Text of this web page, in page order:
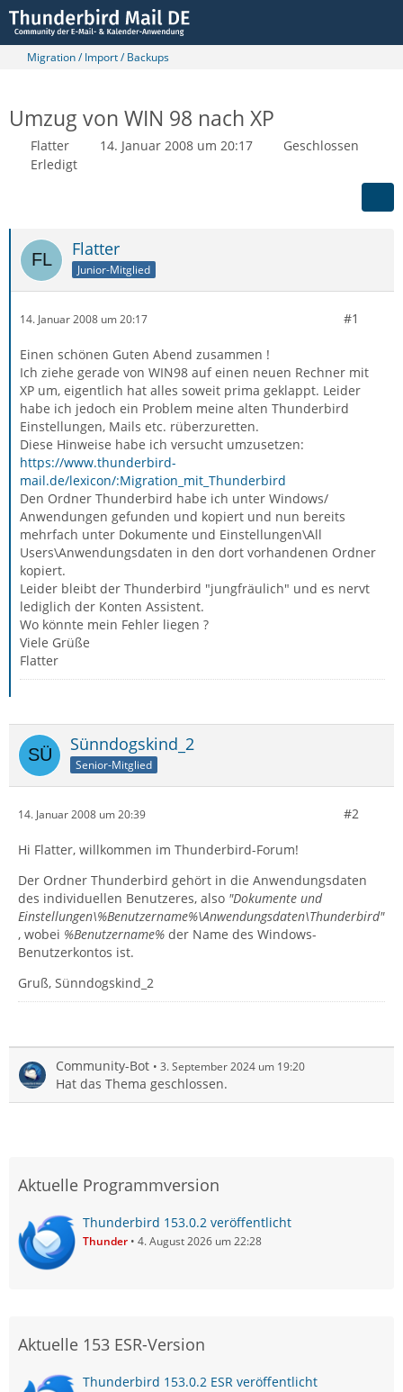
Migration / Import / Backups
Umzug von WIN 98 nach XP
Flatter 14. Januar 2008 um 20:17
Geschlossen
Erledigt
Flatter
Junior-Mitglied
14. Januar 2008 um 20:17 #1
Einen schönen Guten Abend zusammen !
Ich ziehe gerade von WIN98 auf einen neuen Rechner mit
XP um, eigentlich hat alles soweit prima geklappt. Leider
habe ich jedoch ein Problem meine alten Thunderbird
Einstellungen, Mails etc. rüberzuretten.
Diese Hinweise habe ich versucht umzusetzen:
https://www.thunderbird-
mail.de/lexicon/:Migration_mit_Thunderbird
Den Ordner Thunderbird habe ich unter Windows/
Anwendungen gefunden und kopiert und nun bereits
mehrfach unter Dokumente und Einstellungen\All
Users\Anwendungsdaten in den dort vorhandenen Ordner
kopiert.
Leider bleibt der Thunderbird "jungfräulich" und es nervt
lediglich der Konten Assistent.
Wo könnte mein Fehler liegen ?
Viele Grüße
Flatter
Sünndogskind_2
Senior-Mitglied
14. Januar 2008 um 20:39 #2
Hi Flatter, willkommen im Thunderbird-Forum!
Der Ordner Thunderbird gehört in die Anwendungsdaten
des individuellen Benutzeres, also "Dokumente und
Einstellungen\%Benutzername%\Anwendungsdaten\Thunderbird"
, wobei %Benutzername% der Name des Windows-
Benutzerkontos ist.
Gruß, Sünndogskind_2
Community-Bot 3. September 2024 um 19:20
Hat das Thema geschlossen.
Aktuelle Programmversion
Thunderbird 153.0.2 veröffentlicht
Thunder 4. August 2026 um 22:28
Aktuelle 153 ESR-Version
Thunderbird 153.0.2 ESR veröffentlicht